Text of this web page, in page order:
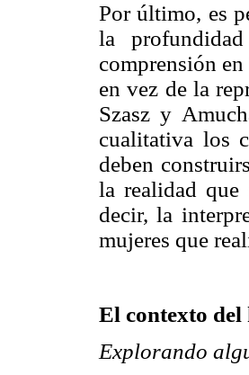
Por último, es
la
comprensión
en vez de la
Szasz y
cualitativa los
deben
la realidad que
decir, la
mujeres que
El contexto
Explorando